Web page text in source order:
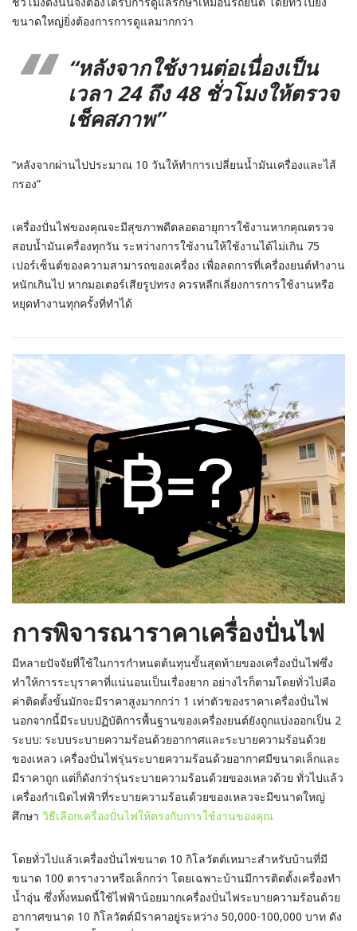
ขนาดใหญ่ยิ่งต้องการการดูแลมากกว่า
“หลังจากใช้งานต่อเนื่องเป็น
เวลา 24 ถึง 48 ชั่วโมงให้ตรวจ
เช็คสภาพ”
“หลังจากผ่านไปประมาณ 10 วันให้ทำการเปลี่ยนน้ำมันเครื่องและไส้
กรอง”
เครื่องปั่นไฟของคุณจะมีสุขภาพดีตลอดอายุการใช้งานหากคุณตรวจ
สอบน้ำมันเครื่องทุกวัน ระหว่างการใช้งานให้ใช้งานได้ไม่เกิน 75
เปอร์เซ็นต์ของความสามารถของเครื่อง เพื่อลดการที่เครื่องยนต์ทำงาน
หนักเกินไป หากมอเตอร์เสียรูปทรง ควรหลีกเลี่ยงการการใช้งานหรือ
หยุดทำงานทุกครั้งที่ทำได้
การพิจารณาราคาเครื่องปั่นไฟ
มีหลายปัจจัยที่ใช้ในการกำหนดต้นทุนขั้นสุดท้ายของเครื่องปั่นไฟซึ่ง
ทำให้การระบุราคาที่แน่นอนเป็นเรื่องยาก อย่างไรก็ตามโดยทั่วไปคือ
ค่าติดตั้งขั้นมักจะมีราคาสูงมากกว่า 1 เท่าตัวของราคาเครื่องปั่นไฟ
นอกจากนี้มีระบบปฏิบัติการพื้นฐานของเครื่องยนต์ยังถูกแบ่งออกเป็น 2
ระบบ: ระบบระบายความร้อนด้วยอากาศและระบายความร้อนด้วย
ของเหลว เครื่องปั่นไฟรุ่นระบายความร้อนด้วยอากาศมีขนาดเล็กและ
มีราคาถูก แต่ก็ดังกว่ารุ่นระบายความร้อนด้วยของเหลวด้วย ทั่วไปแล้ว
เครื่องกำเนิดไฟฟ้าที่ระบายความร้อนด้วยของเหลวจะมีขนาดใหญ่
ศึกษา วิธีเลือกเครื่องปั่นไฟให้ตรงกับการใช้งานของคุณ
โดยทั่วไปแล้วเครื่องปั่นไฟขนาด 10 กิโลวัตต์เหมาะสำหรับบ้านที่มี
ขนาด 100 ตารางวาหรือเล็กกว่า โดยเฉพาะบ้านมีการติดตั้งเครื่องทำ
น้ำอุ่น ซึ่งทั้งหมดนี้ใช้ไฟฟ้าน้อยมากเครื่องปั่นไฟระบายความร้อนด้วย
อากาศขนาด 10 กิโลวัตต์มีราคาอยู่ระหว่าง 50,000-100,000 บาท ดัง